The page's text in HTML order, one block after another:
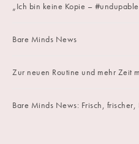
„Ich bin keine Kopie –
Bare Minds News
Zur neuen Routine und mehr Zeit
Bare Minds News: Frisch, frischer,